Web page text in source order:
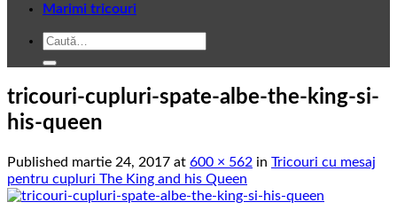
Marimi tricouri
Caută
tricouri-cupluri-spate-albe-the-king-si-
his-queen
Published martie 24, 2017 at 600 × 562 in Tricouri cu mesaj
pentru cupluri The King and his Queen